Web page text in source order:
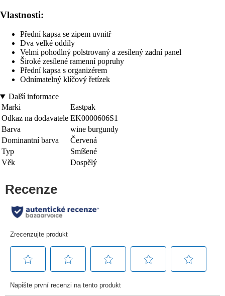
Vlastnosti:
Přední kapsa se zipem uvnitř
Dva velké oddíly
Velmi pohodlný polstrovaný a zesílený zadní panel
Široké zesílené ramenní popruhy
Přední kapsa s organizérem
Odnímatelný klíčový řetízek
Další informace
Marki
Eastpak
Odkaz na dodavatele EK0000606S1
Barva
wine burgundy
Dominantní barva
Červená
Typ
Smíšené
Věk
Dospělý